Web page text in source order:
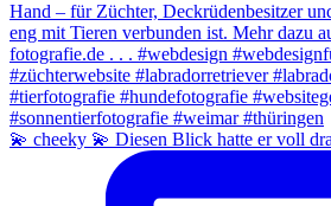
💫 cheeky 💫 Diesen Blick hatte er voll